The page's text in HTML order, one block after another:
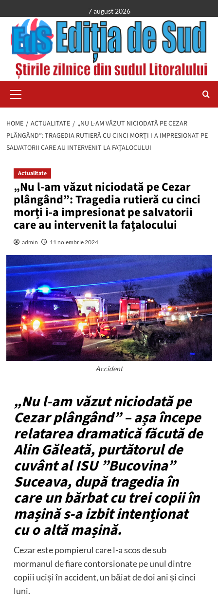
to
content
7 august 2026
Menu
HOME ACTUALITATE
„NU L-AM VĂZUT NICIODATĂ PE CEZAR
PLÂNGÂND”: TRAGEDIA RUTIERĂ CU CINCI MORȚI I-A IMPRESIONAT PE
SALVATORII CARE AU INTERVENIT LA FAȚALOCULUI
Actualitate
„Nu l-am văzut niciodată pe Cezar
plângând”: Tragedia rutieră cu cinci
morți i-a impresionat pe salvatorii
care au intervenit la fațalocului
admin 11 noiembrie 2024
Accident
„Nu l-am văzut niciodată pe
Cezar plângând” – așa începe
relatarea dramatică făcută de
Alin Găleată, purtătorul de
cuvânt al ISU ”Bucovina”
Suceava, după tragedia în
care un bărbat cu trei copii în
mașină s-a izbit intenționat
cu o altă mașină.
Cezar este pompierul care l-a scos de sub
mormanul de fiare contorsionate pe unul dintre
copiii uciși în accident, un băiat de doi ani și cinci
luni.